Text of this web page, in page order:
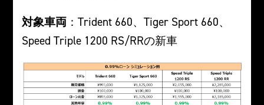
対象車両 ：Trident 660、Tiger Sport 660、
Speed Triple 1200 RS/RRの新車